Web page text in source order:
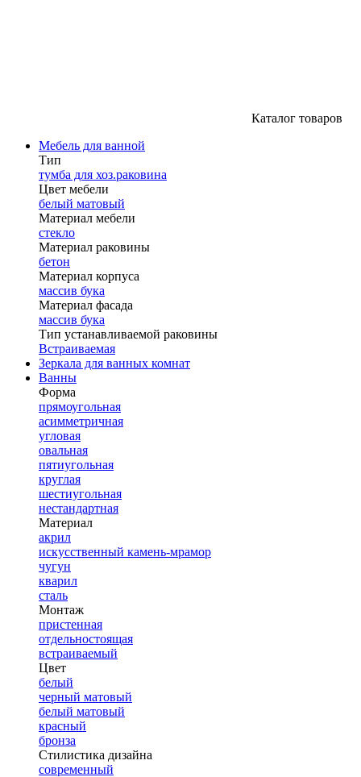
Каталог товаров
Мебель для ванной
Тип
тумба для хоз.раковина
Цвет мебели
белый матовый
Материал мебели
стекло
Материал раковины
бетон
Материал корпуса
массив бука
Материал фасада
массив бука
Тип устанавливаемой раковины
Встраиваемая
Зеркала для ванных комнат
Ванны
Форма
прямоугольная
асимметричная
угловая
овальная
пятиугольная
круглая
шестиугольная
нестандартная
Материал
акрил
искусственный камень-мрамор
чугун
кварил
сталь
Монтаж
пристенная
отдельностоящая
встраиваемый
Цвет
белый
черный матовый
белый матовый
красный
бронза
Стилистика дизайна
современный